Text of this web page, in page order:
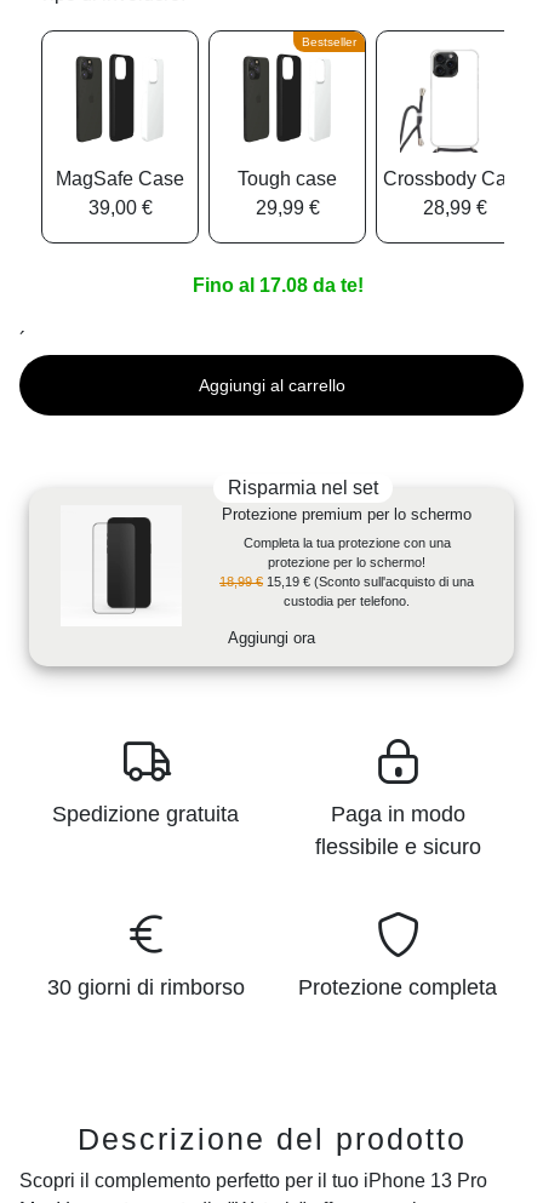
MagSafe Case
39,00 €
Bestseller
Tough case
29,99 €
Crossbody Case
28,99 €
Fino al 17.08 da te!
´
Aggiungi al carrello
Risparmia nel set
Protezione premium per lo schermo
Completa la tua protezione con una
protezione per lo schermo!
18,99 € 15,19 € (Sconto sull'acquisto di una
custodia per telefono.
Aggiungi ora
Spedizione gratuita
Paga in modo
flessibile e sicuro
30 giorni di rimborso Protezione completa
Descrizione del prodotto
Scopri il complemento perfetto per il tuo iPhone 13 Pro